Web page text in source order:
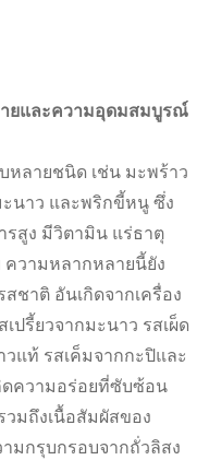
ยและความอุดมสมบูรณ์
หลายชนิด เช่น มะพร้าว
นาว และพริกขี้หนู ซึ่ง
สูง มีวิตามิน แร่ธาตุ
ความหลากหลายนี้ยัง
ชาติ อันเกิดจากเครื่อง
ปรี้ยวจากมะนาว รสเผ็ด
แท้ รสเค็มจากกะปิและ
ดความอร่อยที่ซับซ้อน
มถึงเนื้อสัมผัสของ
มกรุบกรอบจากถั่วลิสง